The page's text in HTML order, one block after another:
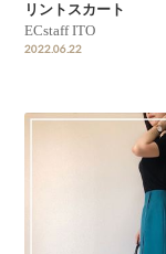
リントスカート
ECstaff ITO
2022.06.22